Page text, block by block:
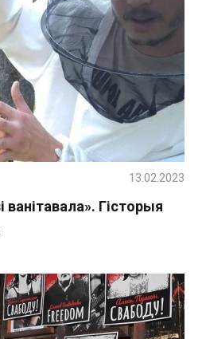
ванітавала». Гісторыя
13.02.2023